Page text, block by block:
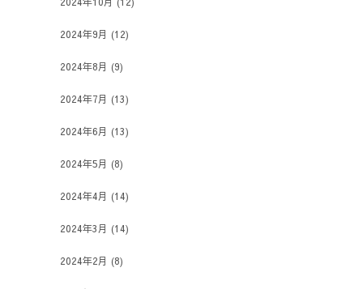
2024年9月 (12)
2024年8月 (9)
2024年7月 (13)
2024年6月 (13)
2024年5月 (8)
2024年4月 (14)
2024年3月 (14)
2024年2月 (8)